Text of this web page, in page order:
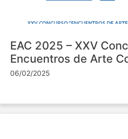
EAC 2025 – XXV
Encuentros de Arte
06/02/2025